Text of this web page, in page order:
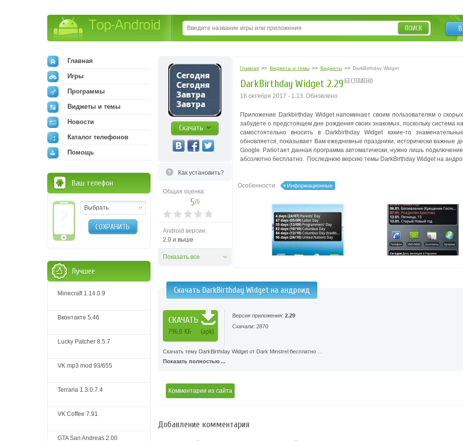
ПОИСК
Скачать
Как установить?
Общая оценка:
5(1)
Android версии:
2.0 и выше
Показать все
Главная >> Виджеты и темы >> Виджеты >> DarkBirthday Widget
DarkBirthday Widget 2.29 БЕСПЛАТНО
16 октября 2017 - 1:13. Обновлено
Приложение Darkbirthday Widget напоминает своим пользователям о
забудете о предстоящем дне рождения своих знакомых, поскольку система
самостоятельно вносить в Darkbirthday Widget какие-то
обновляется, показывает Вам ежедневные праздники, исторически важные
Google. Работает данная программа автоматически, нужно лишь
абсолютно бесплатно. Последнюю версию темы DarkBirthday Widget на
Особенности: Информационные
Скачать DarkBirthday Widget на андроид
СКАЧАТЬ
796,0 KБ (apk)
Версия приложения: 2.29
Скачали: 2870
Скачать тему DarkBirthday Widget от Dark Minstrel бесплатно …
Показать полностью ...
Комментарии из сайта
Добавление комментария
Главная
Игры
Программы
Виджеты и темы
Новости
Каталог телефонов
Помощь
Ваш телефон
Выбрать
СОХРАНИТЬ
Лучшее
Minecraft 1.14.0.9
Вконтакте 5.46
Lucky Patcher 8.5.7
VK mp3 mod 93/655
Terraria 1.3.0.7.4
VK Coffee 7.91
GTA San Andreas 2.00